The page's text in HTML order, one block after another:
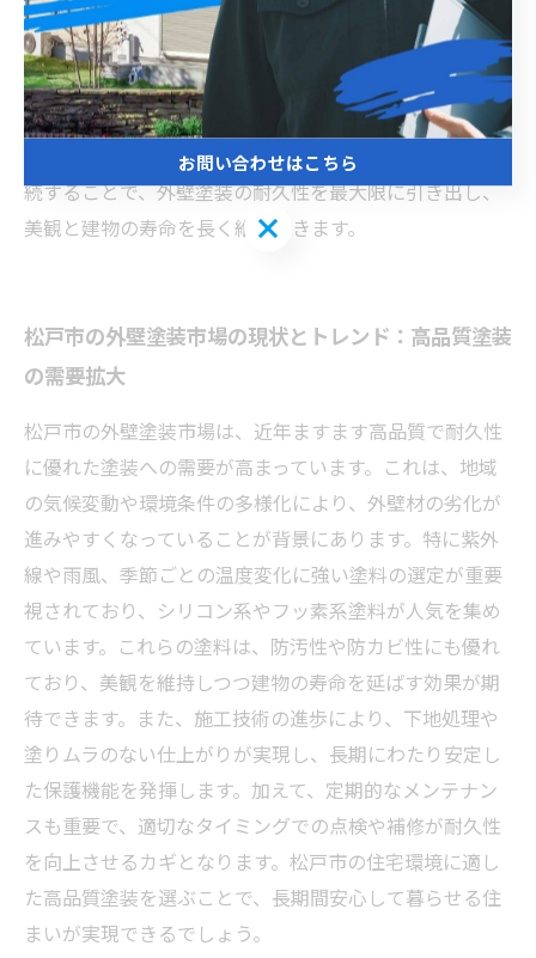
塗料でも、日々のメンテナンスが不十分では効果が半減
してしまいます。具体的には、定期的な洗浄で汚れやカ
ビを取り除き、ひび割れや塗膜の剥がれを早期発見して
補修することが大切です。松戸市のような多湿環境で
は、特にカビ対策が重要です。適切なメンテナンスを継
続することで、外壁塗装の耐久性を最大限に引き出し、
美観と建物の寿命を長く維持できます。
松戸市の外壁塗装市場の現状とトレンド：高品質塗装
の需要拡大
松戸市の外壁塗装市場は、近年ますます高品質で耐久性
に優れた塗装への需要が高まっています。これは、地域
の気候変動や環境条件の多様化により、外壁材の劣化が
進みやすくなっていることが背景にあります。特に紫外
線や雨風、季節ごとの温度変化に強い塗料の選定が重要
視されており、シリコン系やフッ素系塗料が人気を集め
ています。これらの塗料は、防汚性や防カビ性にも優れ
ており、美観を維持しつつ建物の寿命を延ばす効果が期
待できます。また、施工技術の進歩により、下地処理や
塗りムラのない仕上がりが実現し、長期にわたり安定し
た保護機能を発揮します。加えて、定期的なメンテナン
スも重要で、適切なタイミングでの点検や補修が耐久性
を向上させるカギとなります。松戸市の住宅環境に適し
た高品質塗装を選ぶことで、長期間安心して暮らせる住
まいが実現できるでしょう。
お問い合わせはこちら
お問い合わせはこちら